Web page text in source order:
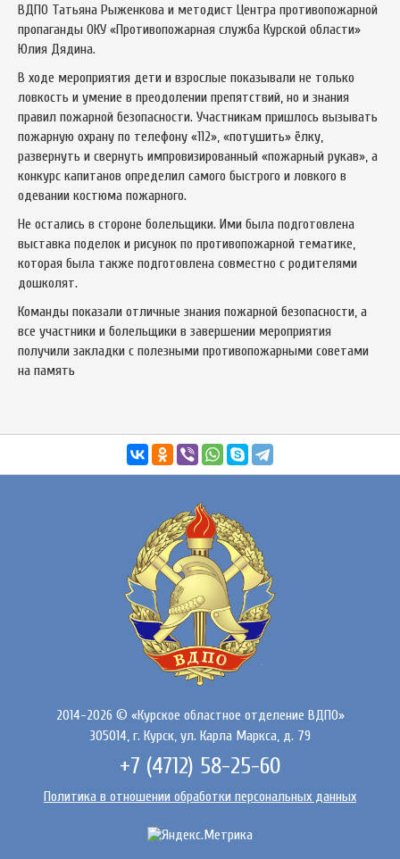
ВДПО Татьяна Рыженкова и методист Центра противопожарной
пропаганды ОКУ «Противопожарная служба Курской области»
Юлия Дядина.
В ходе мероприятия дети и взрослые показывали не только
ловкость и умение в преодолении препятствий, но и знания
правил пожарной безопасности. Участникам пришлось вызывать
пожарную охрану по телефону «112», «потушить» ёлку,
развернуть и свернуть импровизированный «пожарный рукав», а
конкурс капитанов определил самого быстрого и ловкого в
одевании костюма пожарного.
Не остались в стороне болельщики. Ими была подготовлена
выставка поделок и рисунок по противопожарной тематике,
которая была также подготовлена совместно с родителями
дошколят.
Команды показали отличные знания пожарной безопасности, а
все участники и болельщики в завершении мероприятия
получили закладки с полезными противопожарными советами
на память
2014-2026 © «Курское областное отделение ВДПО»
305014, г. Курск, ул. Карла Маркса, д. 79
+7 (4712) 58-25-60
Политика в отношении обработки персональных данных